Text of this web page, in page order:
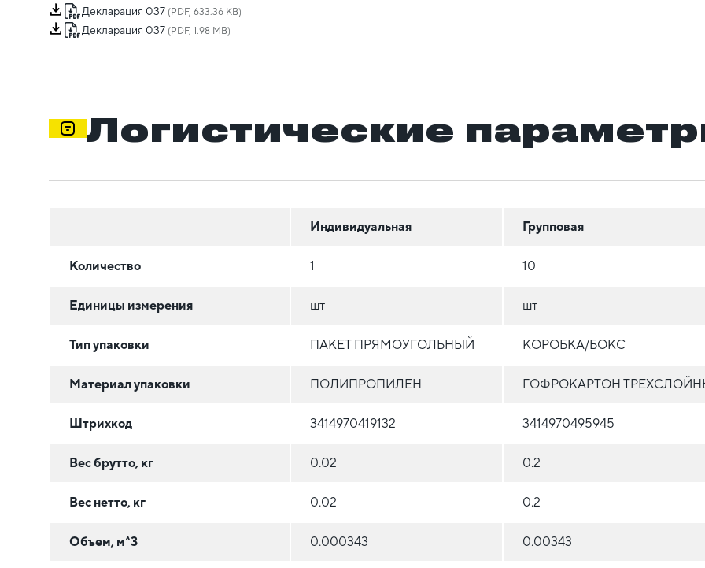
Декларация 037 (PDF, 633.36 KB)
Декларация 037 (PDF, 1.98 MB)
Логистические
Индивидуальная Групповая
Количество 1 10
Единицы измерения шт шт
Тип упаковки ПАКЕТ ПРЯМОУГОЛЬНЫЙ КОРОБКА/БОКС
Материал упаковки ПОЛИПРОПИЛЕН ГОФРОКАРТОН
Штрихкод 3414970419132 3414970495945
Вес брутто, кг 0.02 0.2
Вес нетто, кг 0.02 0.2
Объем, м^3 0.000343 0.00343